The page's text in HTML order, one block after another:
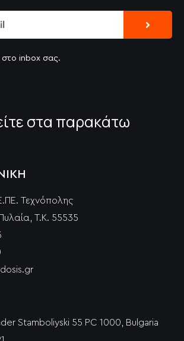
Submit
inbox σας.
στα παρακάτω
Τεχνόπολης
Τ.Κ. 55535
Stamboliyski 55 PC 1000, Bulgaria